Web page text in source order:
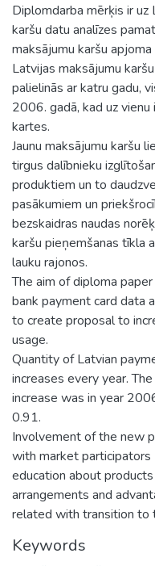
Diplomdarba mērķis ir uz
karšu datu analīzes
maksājumu karšu apjoma
Latvijas maksājumu
palielinās ar katru gadu,
2006. gadā, kad uz
kartes.
Jaunu maksājumu karšu
tirgus dalībnieku
produktiem un to
pasākumiem un
bezskaidras naudas
karšu pieņemšanas tīkla
lauku rajonos.
The aim of diploma
bank payment card data
to create proposal to
usage.
Quantity of Latvian
increases every year.
increase was in year
0.91.
Involvement of the new
with market participators
education about
arrangements and
related with transition to
Keywords